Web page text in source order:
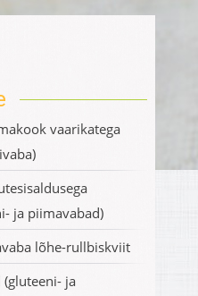
vaarikatega
ja piimavabad)
lõhe-rullbiskviit
ja